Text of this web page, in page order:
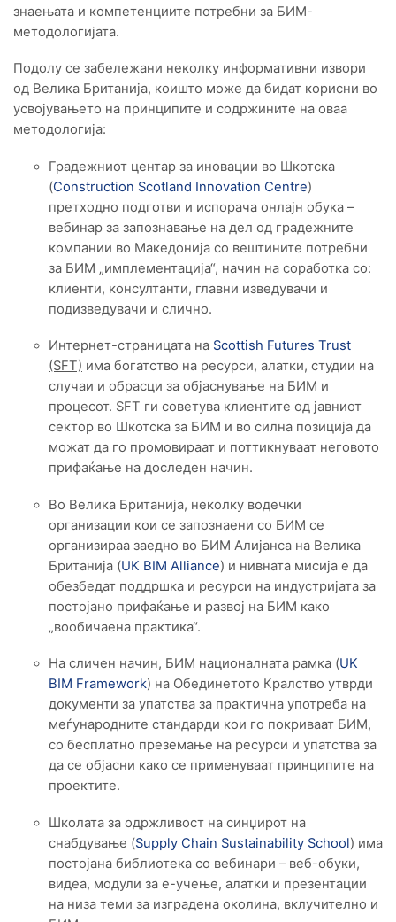
знаењата и компетенциите потребни за БИМ-
методологијата.
Подолу се забележани неколку информативни извори
од Велика Британија, коишто може да бидат корисни во
усвојувањето на принципите и содржините на оваа
методологија:
Градежниот центар за иновации во Шкотска
(Construction Scotland Innovation Centre)
претходно подготви и испорача онлајн обука –
вебинар за запознавање на дел од градежните
компании во Македонија со вештините потребни
за БИМ „имплементација“, начин на соработка со:
клиенти, консултанти, главни изведувачи и
подизведувачи и слично.
Интернет-страницата на Scottish Futures Trust
(SFT) има богатство на ресурси, алатки, студии на
случаи и обрасци за објаснување на БИМ и
процесот. SFT ги советува клиентите од јавниот
сектор во Шкотска за БИМ и во силна позиција да
можат да го промовираат и поттикнуваат неговото
прифаќање на доследен начин.
Во Велика Британија, неколку водечки
организации кои се запознаени со БИМ се
организираа заедно во БИМ Алијанса на Велика
Британија (UK BIM Alliance) и нивната мисија е да
обезбедат поддршка и ресурси на индустријата за
постојано прифаќање и развој на БИМ како
„вообичаена практика“.
На сличен начин, БИМ националната рамка (UK
BIM Framework) на Обединетото Кралство утврди
документи за упатства за практична употреба на
меѓународните стандарди кои го покриваат БИМ,
со бесплатно преземање на ресурси и упатства за
да се објасни како се применуваат принципите на
проектите.
Школата за одржливост на синџирот на
снабдување (Supply Chain Sustainability School) има
постојана библиотека со вебинари – веб-обуки,
видеа, модули за е-учење, алатки и презентации
на низа теми за изградена околина, вклучително и